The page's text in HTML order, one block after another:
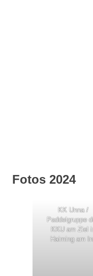
Fotos 2024
KK Unna /
Paddelgruppe
KKU am Ziel
Haiming am